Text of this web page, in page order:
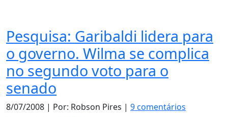
Pesquisa: Garibaldi lidera para
o governo. Wilma se complica
no segundo voto para o
senado
8/07/2008 | Por: Robson Pires | 9 comentários